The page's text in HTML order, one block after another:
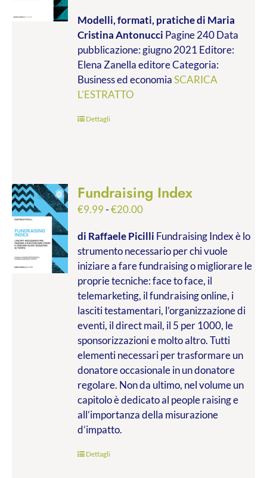
prezzo:
da
€9.99
a
€28.00
Modelli, formati, pratichedi Maria
Cristina Antonucci Pagine 240 Data
pubblicazione: giugno 2021 Editore:
Elena Zanella editore Categoria:
Business ed economiaSCARICA
L'ESTRATTO
Dettagli
Fundraising Index
€9.99-€20.00Fascia
prezzo:
da
€9.99
a
€20.00
di Raffaele Picilli Fundraising Index è lo
strumento necessario per chi vuole
iniziare a fare fundraising o migliorare le
proprie tecniche: face to face, il
telemarketing, il fundraising online, i
lasciti testamentari, l’organizzazione di
eventi, il direct mail, il 5 per 1000, le
sponsorizzazioni e molto altro. Tutti
elementi necessari per trasformare un
donatore occasionale in un donatore
regolare. Non da ultimo, nel volume un
capitolo è dedicato al people raising e
all’importanza della misurazione
d’impatto.
Dettagli